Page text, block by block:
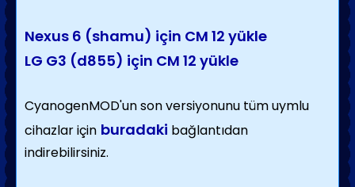
Nexus 6 (shamu) için CM 12 yükle
LG G3 (d855) için CM 12 yükle
CyanogenMOD'un son versiyonunu tüm uymlu
cihazlar için buradaki bağlantıdan
indirebilirsiniz.